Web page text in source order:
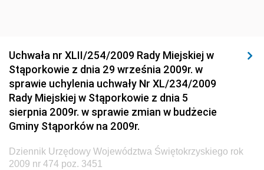
Środowiska
Dziennik Urzędowy Ministerstwa Administracji,
Gospodarki Terenowej i Ochrony Środowiska
Dziennik Urzędowy Ministerstwa Administracji i
Gospodarki Przestrzennej
Dziennik Urzędowy Unii Europejskiej, L
Dziennik Urzędowy Ministerstwa Komunikacji
Uchwała nr XLII/254/2009 Rady Miejskiej w
Stąporkowie z dnia 29 września 2009r. w
sprawie uchylenia uchwały Nr XL/234/2009
Rady Miejskiej w Stąporkowie z dnia 5
sierpnia 2009r. w sprawie zmian w budżecie
Gminy Stąporków na 2009r.
Dziennik Urzędowy Województwa Świętokrzyskiego rok
2009 nr 474 poz. 3451